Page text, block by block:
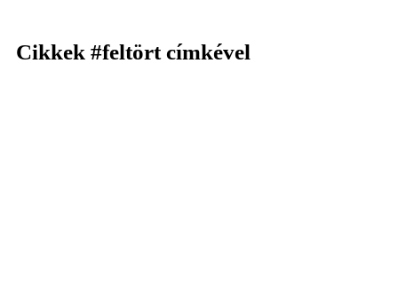
Cikkek #feltörtcímkével